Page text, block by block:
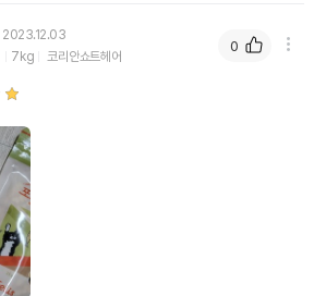
2023.12.03
7kg 코리안쇼트헤어
0